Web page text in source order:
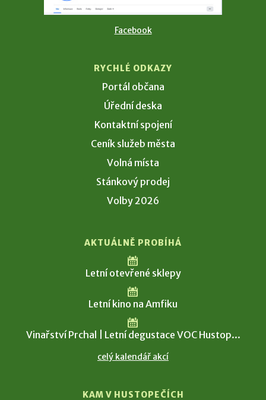
Facebook
RYCHLÉ ODKAZY
Portál občana
Úřední deska
Kontaktní spojení
Ceník služeb města
Volná místa
Stánkový prodej
Volby 2026
AKTUÁLNĚ PROBÍHÁ
Letní otevřené sklepy
Letní kino na Amfiku
Vinařství Prchal | Letní degustace VOC Hustop...
celý kalendář akcí
KAM V HUSTOPEČÍCH